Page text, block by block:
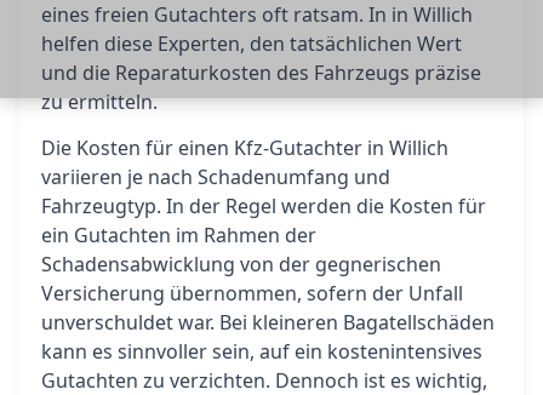
eines freien Gutachters oft ratsam. In in Willich
helfen diese Experten, den tatsächlichen Wert
und die Reparaturkosten des Fahrzeugs präzise
zu ermitteln.
Die Kosten für einen Kfz-Gutachter in Willich
variieren je nach Schadenumfang und
Fahrzeugtyp. In der Regel werden die Kosten für
ein Gutachten im Rahmen der
Schadensabwicklung von der gegnerischen
Versicherung übernommen, sofern der Unfall
unverschuldet war. Bei kleineren Bagatellschäden
kann es sinnvoller sein, auf ein kostenintensives
Gutachten zu verzichten. Dennoch ist es wichtig,